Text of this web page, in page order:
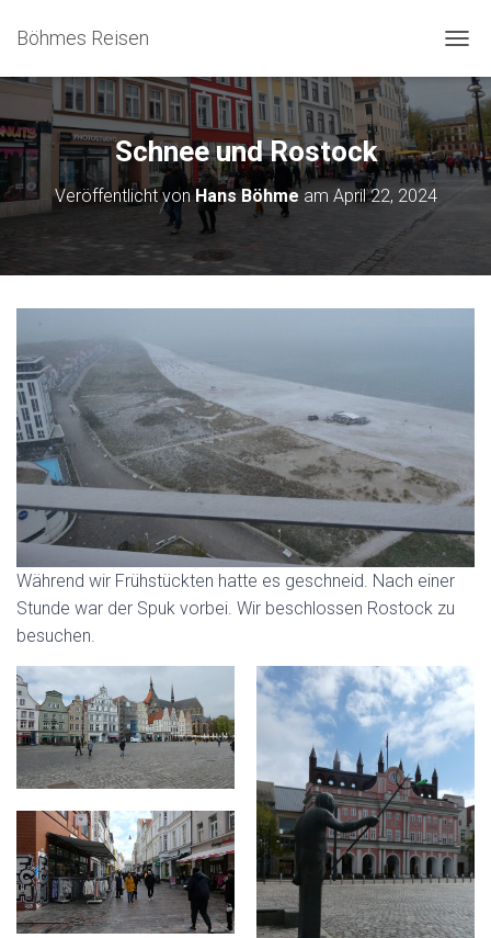
Böhmes Reisen
A
I
G
A
T
S
T
N
Schnee und Rostock
Veröffentlicht vonHans Böhmeam April 22, 2024
Während wir Frühstückten hatte es geschneid. Nach einer
Stunde war der Spuk vorbei. Wir beschlossen Rostock zu
besuchen.